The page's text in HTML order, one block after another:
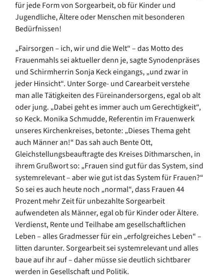
für jede Form von Sorgearbeit, ob für Kinder und
Jugendliche, Ältere oder Menschen mit besonderen
Bedürfnissen!
„Fairsorgen – ich, wir und die Welt“ – das Motto des
Frauenmahls sei aktueller denn je, sagte Synodenpräses
und Schirmherrin Sonja Keck eingangs, „und zwar in
jeder Hinsicht“. Unter Sorge- und Carearbeit verstehe
man alle Tätigkeiten des Füreinandersorgens, egal ob alt
oder jung. „Dabei geht es immer auch um Gerechtigkeit“,
so Keck. Monika Schmudde, Referentin im Frauenwerk
unseres Kirchenkreises, betonte: „Dieses Thema geht
auch Männer an!“ Das sah auch Bente Ott,
Gleichstellungsbeauftragte des Kreises Dithmarschen, in
ihrem Grußwort so: „Frauen sind gut für das System, sind
systemrelevant – aber wie gut ist das System für Frauen?“
So sei es auch heute noch „normal“, dass Frauen 44
Prozent mehr Zeit für unbezahlte Sorgearbeit
aufwendeten als Männer, egal ob für Kinder oder Ältere.
Verdienst, Rente und Teilhabe am gesellschaftlichen
Leben – alles Gradmesser für ein „erfolgreiches Leben“ –
litten darunter. Sorgearbeit sei systemrelevant und alles
baue auf ihr auf – daher müsse sie deutlich sichtbarer
werden in Gesellschaft und Politik.